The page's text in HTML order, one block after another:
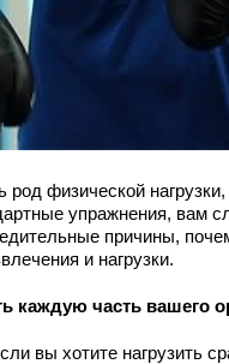
род физической
упражнения, вам
причины,
и нагрузки.
каждую часть вашего
вы хотите нагрузить